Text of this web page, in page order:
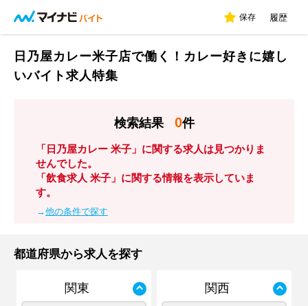
保存 履歴
日乃屋カレー米子店で働く！カレー好きに嬉し
いバイト求人特集
検索結果 0件
「日乃屋カレー 米子」に関する求人は見つかりま
せんでした。
「飲食求人 米子」に関する情報を表示していま
す。
→他の条件で探す
都道府県から求人を探す
関東 関西